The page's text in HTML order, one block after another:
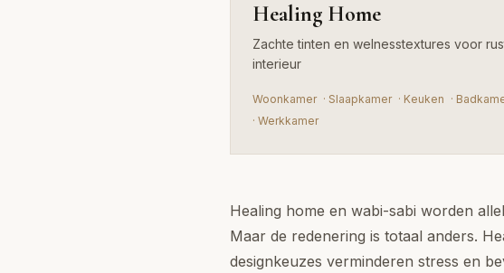
Healing Home
Zachte tinten en welnesstextures voor
interieur
Woonkamer · Slaapkamer · Keuken ·
· Werkkamer
Healing home en wabi-sabi worden
Maar de redenering is totaal anders.
designkeuzes verminderen stress en